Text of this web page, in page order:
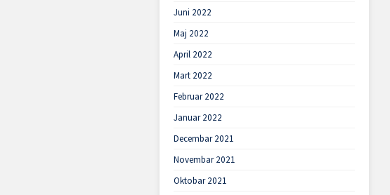
Juni 2022
Maj 2022
April 2022
Mart 2022
Februar 2022
Januar 2022
Decembar 2021
Novembar 2021
Oktobar 2021